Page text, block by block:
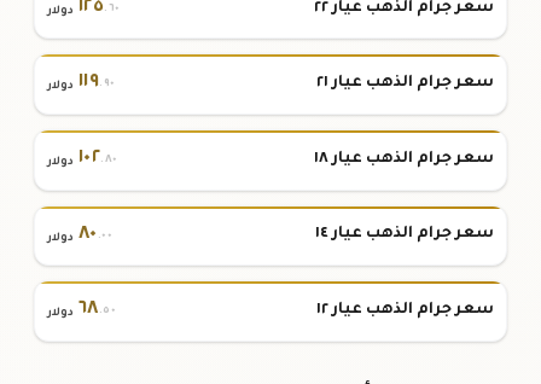
سعر جرام الذهب عيار ٢٢ ١٢٥.٦٠ دولار
سعر جرام الذهب عيار ٢١ ١١٩.٩٠ دولار
سعر جرام الذهب عيار ١٨ ١٠٢.٨٠ دولار
سعر جرام الذهب عيار ١٤ ٨٠ .٠٠ دولار
سعر جرام الذهب عيار ١٢ ٦٨.٥٠ دولار